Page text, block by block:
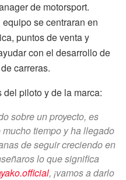
de motorsport.
se centraran en
puntos de venta y
con el desarrollo de
carreras.
piloto y de la marca:
sobre un proyecto, es
tiempo y ha llegado
de seguir creciendo en
lo que significa
, ¡vamos a darlo